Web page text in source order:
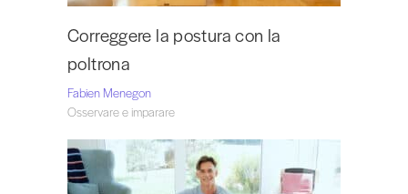
Correggere la postura con la
poltrona
Fabien Menegon
Osservare e imparare